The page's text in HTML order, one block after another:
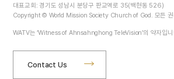
대표교회: 경기도 성남시 분당구 판교역로 35(백현동 526)
Copyright © World Mission Society Church of God. 모든 권
WATV는 ‘Witness of Ahnsahnghong TeleVision’의 약자입
Contact Us